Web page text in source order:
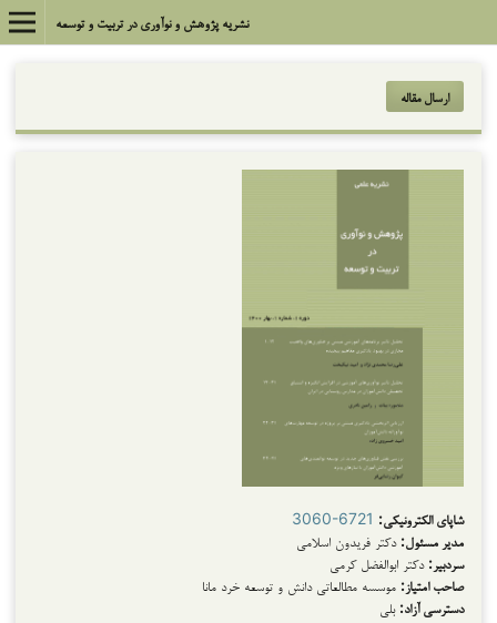
نشریه پژوهش و نوآوری در تربیت و توسعه
ارسال مقاله
شاپای الکترونیکی: 3060-6721
مدیر مسئول: دکتر فریدون اسلامی
سردبیر: دکتر ابوالفضل کرمی
صاحب امتیاز: موسسه مطالعاتی دانش و توسعه خرد مانا
دسترسی آزاد: بلی